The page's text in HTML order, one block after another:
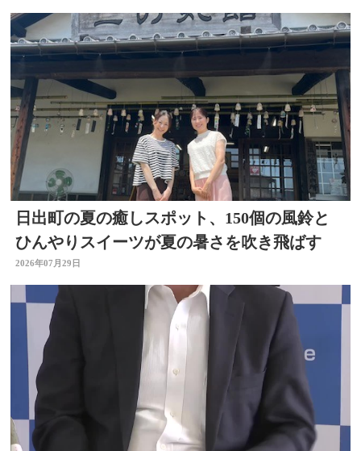
日出町の夏の癒しスポット、150個の風鈴と
ひんやりスイーツが夏の暑さを吹き飛ばす
2026年07月29日